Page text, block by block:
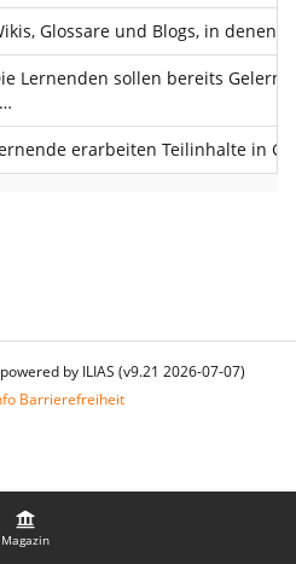
Magazin
Glossare und Blogs, in denen
Lernenden sollen bereits
erarbeiten Teilinhalte in
powered by ILIAS (v9.21 2026-07-07)
Barrierefreiheit